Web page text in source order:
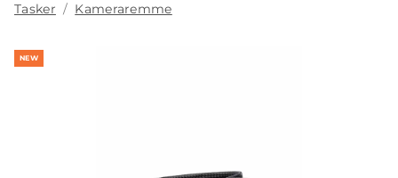
Tasker Kameraremme
NEW